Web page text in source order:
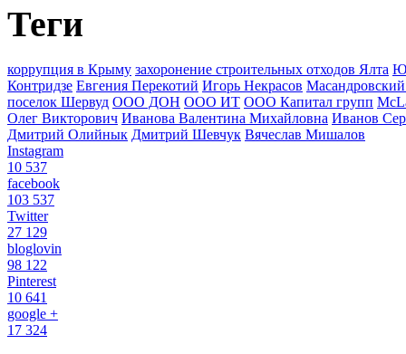
Теги
коррупция в Крыму захоронение строительных отходов Ялта
Контридзе Евгения Перекотий Игорь Некрасов
поселок Шервуд ООО ДОН ООО ИТ ООО Капитал групп
Олег Викторович Иванова Валентина Михайловна Иванов
Дмитрий Олийнык Дмитрий Шевчук Вячеслав Мишалов
Instagram
10 537
facebook
103 537
Twitter
27 129
bloglovin
98 122
Pinterest
10 641
google +
17 324